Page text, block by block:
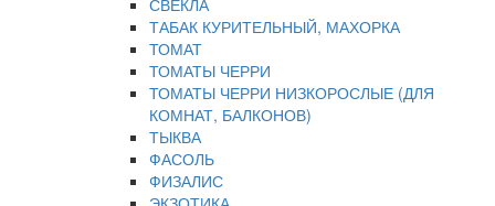
СВЕКЛА
ТАБАК КУРИТЕЛЬНЫЙ, МАХОРКА
ТОМАТ
ТОМАТЫ ЧЕРРИ
ТОМАТЫ ЧЕРРИ НИЗКОРОСЛЫЕ (ДЛЯ
КОМНАТ, БАЛКОНОВ)
ТЫКВА
ФАСОЛЬ
ФИЗАЛИС